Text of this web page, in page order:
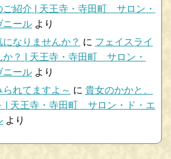
ご紹介 | 天王寺・寺田町 サロン・
ール より
なりませんか？ に フェイスライ
か？ | 天王寺・寺田町 サロン・
ール より
れてますよ～ に 貴女のかかと、
| 天王寺・寺田町 サロン・ド・エ
より